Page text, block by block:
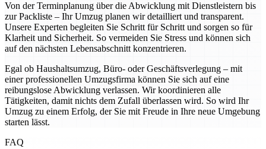
Von der Terminplanung über die Abwicklung mit Dienstleistern bis
zur Packliste – Ihr Umzug planen wir detailliert und transparent.
Unsere Experten begleiten Sie Schritt für Schritt und sorgen so für
Klarheit und Sicherheit. So vermeiden Sie Stress und können sich
auf den nächsten Lebensabschnitt konzentrieren.
Egal ob Haushaltsumzug, Büro- oder Geschäftsverlegung – mit
einer professionellen Umzugsfirma können Sie sich auf eine
reibungslose Abwicklung verlassen. Wir koordinieren alle
Tätigkeiten, damit nichts dem Zufall überlassen wird. So wird Ihr
Umzug zu einem Erfolg, der Sie mit Freude in Ihre neue Umgebung
starten lässt.
FAQ